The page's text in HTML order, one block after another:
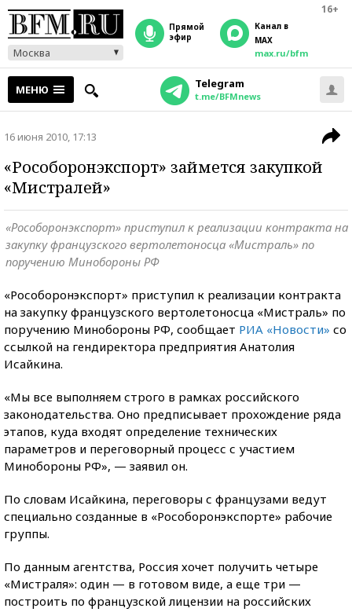
16+
Москва
прямой
эфир
Канал в
MAX
max.ru/bfm
МЕНЮ Telegram
t.me/BFMnews
16 июня 2010, 17:13
«Рособоронэкспорт» займется закупкой
«Мистралей»
«Рособоронэкспорт» приступил к реализации контракта на
закупку французского вертолетоносца «Мистраль» по
поручению Минобороны РФ
«Рособоронэкспорт» приступил к реализации контракта
на закупку французского вертолетоносца «Мистраль» по
поручению Минобороны РФ, сообщает РИА «Новости» со
ссылкой на гендиректора предприятия Анатолия
Исайкина.
«Мы все выполняем строго в рамках российского
законодательства. Оно предписывает прохождение ряда
этапов, куда входят определение технических
параметров и переговорный процесс с участием
Минобороны РФ», — заявил он.
По словам Исайкина, переговоры с французами ведут
специально созданные в «Рособоронэкспорте» рабочие
группы.
По данным агентства, Россия хочет получить четыре
«Мистраля»: один — в готовом виде, а еще три —
построить по французской лицензии на российских